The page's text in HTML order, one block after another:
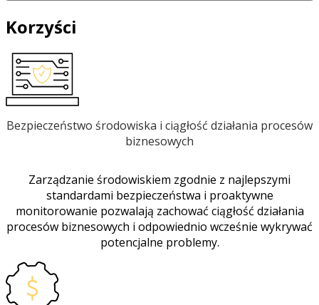
Korzyści
Bezpieczeństwo środowiska i ciągłość działania procesów
biznesowych
Zarządzanie środowiskiem zgodnie z najlepszymi
standardami bezpieczeństwa i proaktywne
monitorowanie pozwalają zachować ciągłość działania
procesów biznesowych i odpowiednio wcześnie wykrywać
potencjalne problemy.